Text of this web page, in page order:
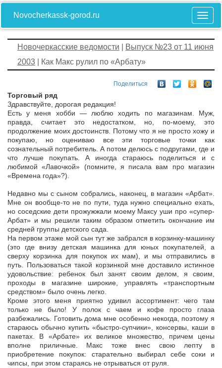
Novocherkassk-gorod.ru
Новочеркасские ведомости
Выпуск №23 от 11 июня
2003 | Как Макс рулил по «Арбату»
Поделиться
Торговый ряд
Здравствуйте, дорогая редакция!
Есть у меня хобби — люблю ходить по магазинам. Муж,
правда, считает это недостатком, но, по-моему, это
продолжение моих достоинств. Потому что я не просто хожу и
покупаю, но оцениваю все эти торговые точки как
сознательный потребитель. А потом делюсь с подругами, где и
что лучше покупать. А иногда стараюсь поделиться и с
любимой «Лавочкой» (помните, я писала вам про магазин
«Времена года»?).
Недавно мы с сыном собрались, наконец, в магазин «Арбат».
Мне он вообще-то не по пути, туда нужно специально ехать,
но соседские дети прожужжали моему Максу уши про «супер-
Арбат» и мы решили таким образом отметить окончание им
средней группы детского сада.
На первом этаже мой сын тут же забрался в корзинку-машинку
(это где внизу детская машинка для юных покупателей, а
сверху корзинка для покупок их мам), и мы отправились в
путь. Пользоваться такой корзинкой мне доставило истинное
удовольствие: ребенок был занят своим делом, я своим,
проходы в магазине широкие, управлять «транспортным
средством» было очень легко.
Кроме этого меня приятно удивил ассортимент: чего там
только не было! У полок с чаем и кофе просто глаза
разбежались. Готовить дома мне особенно некогда, поэтому я
стараюсь обычно купить «быстро-супчики», консервы, каши в
пакетах. В «Арбате» их великое множество, причем цены
вполне приличные. Макс тоже внес свою лепту в
приобретение покупок: старательно выбирал себе соки и
чипсы, при этом стараясь не отрываться от руля.